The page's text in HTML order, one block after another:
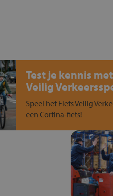
Test je kennis
Veilig
Speel het Fiets Veilig
een Cortina-fiets!